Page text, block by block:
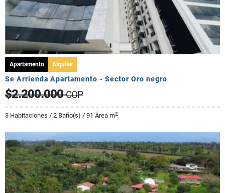
Apartamento Alquiler
Se Arrienda Apartamento - Sector Oro negro
$2.200.000COP
3 Habitaciones / 2 Baño(s) / 91 Área m2